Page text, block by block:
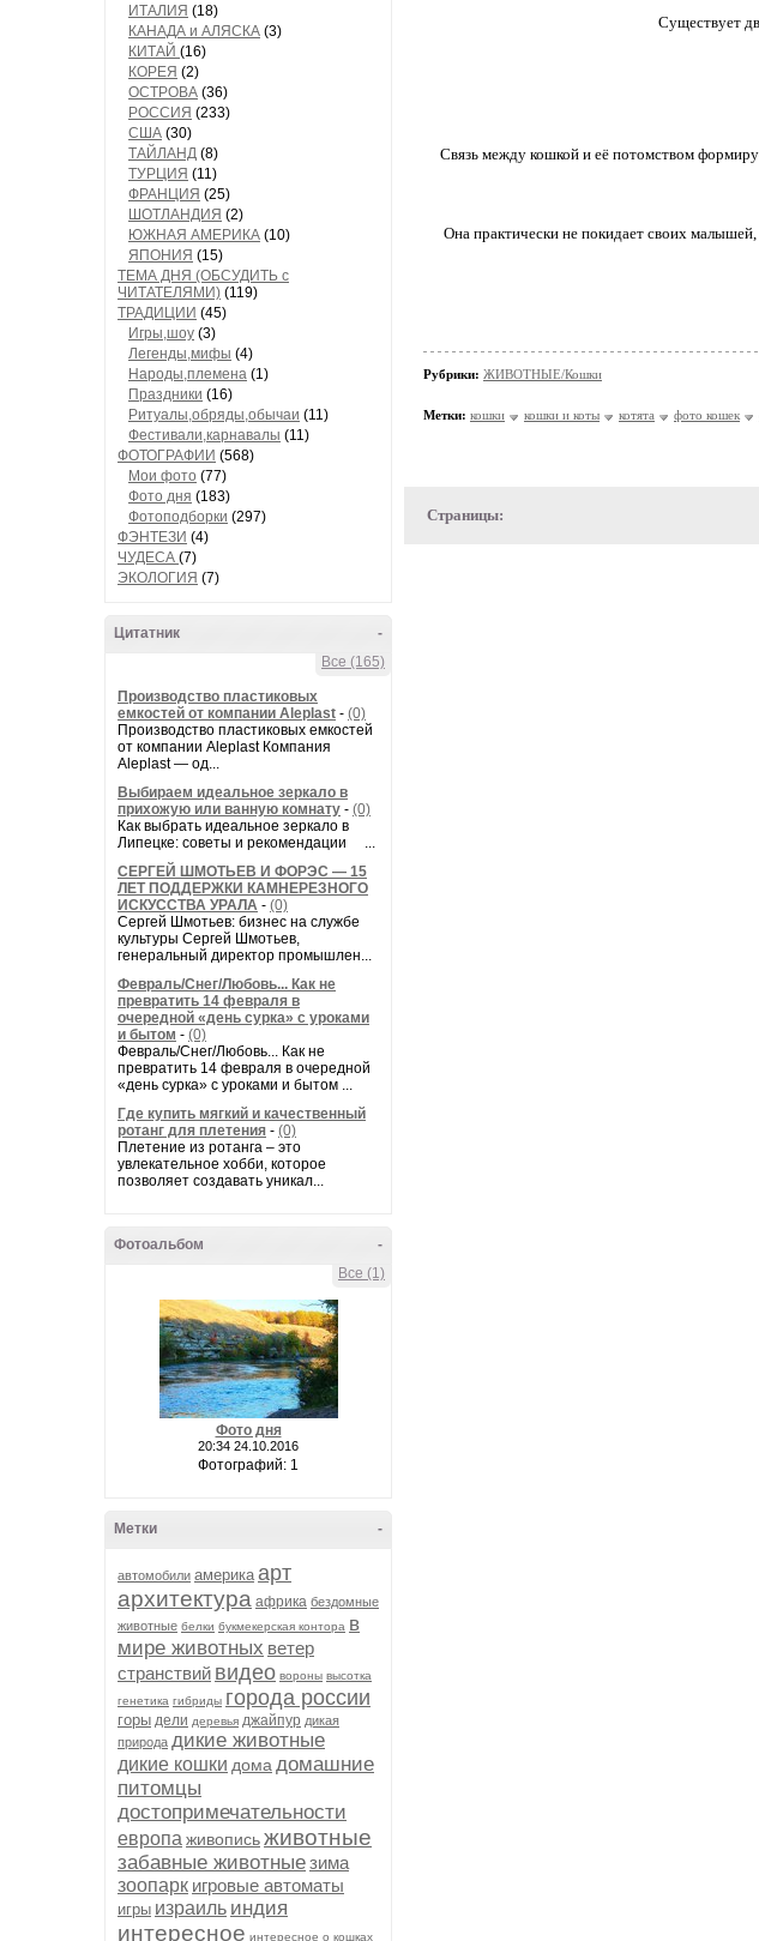
ИТАЛИЯ (18)
КАНАДА и АЛЯСКА (3)
КИТАЙ (16)
КОРЕЯ (2)
ОСТРОВА (36)
РОССИЯ (233)
США (30)
ТАЙЛАНД (8)
ТУРЦИЯ (11)
ФРАНЦИЯ (25)
ШОТЛАНДИЯ (2)
ЮЖНАЯ АМЕРИКА (10)
ЯПОНИЯ (15)
ТЕМА ДНЯ (ОБСУДИТЬ с
ЧИТАТЕЛЯМИ) (119)
ТРАДИЦИИ (45)
Игры,шоу (3)
Легенды,мифы (4)
Народы,племена (1)
Праздники (16)
Ритуалы,обряды,обычаи (11)
Фестивали,карнавалы (11)
ФОТОГРАФИИ (568)
Мои фото (77)
Фото дня (183)
Фотоподборки (297)
ФЭНТЕЗИ (4)
ЧУДЕСА (7)
ЭКОЛОГИЯ (7)
-
Цитатник
Все (165)
Производство пластиковых
емкостей от компании Aleplast - (0)
Производство пластиковых емкостей
от компании Aleplast Компания
Aleplast — од...
Выбираем идеальное зеркало в
прихожую или ванную комнату - (0)
Как выбрать идеальное зеркало в
Липецке: советы и рекомендации ...
СЕРГЕЙ ШМОТЬЕВ И ФОРЭС — 15
ЛЕТ ПОДДЕРЖКИ КАМНЕРЕЗНОГО
ИСКУССТВА УРАЛА - (0)
Сергей Шмотьев: бизнес на службе
культуры Сергей Шмотьев,
генеральный директор промышлен...
Февраль/Снег/Любовь... Как не
превратить 14 февраля в
очередной «день сурка» с уроками
и бытом - (0)
Февраль/Снег/Любовь... Как не
превратить 14 февраля в очередной
«день сурка» с уроками и бытом ...
Где купить мягкий и качественный
ротанг для плетения - (0)
Плетение из ротанга – это
увлекательное хобби, которое
позволяет создавать уникал...
-
Фотоальбом
Все (1)
Фото дня
20:34 24.10.2016
Фотографий: 1
-
Метки
автомобили америка арт
архитектура африка бездомные
животные белки букмекерская контора в
мире животных ветер
странствий видео вороны высотка
генетика гибриды города россии
горы дели деревья джайпур дикая
природа дикие животные
дикие кошки дома домашние
питомцы
достопримечательности
европа живописьживотные
забавные животныезима
зоопарк игровые автоматы
игры израиль индия
интересное интересное о кошках
Существует
Связь между кошкой и её потомством
Она практически не покидает своих
Рубрики: ЖИВОТНЫЕ/Кошки
Метки: кошки кошки и коты котята фото кошек
Страницы: